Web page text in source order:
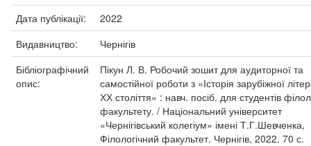
Дата публікації:
2022
Видавництво:
Чернігів
Бібліографічний
опис:
Пікун Л. В. Робочий зошит для аудиторної та
самостійної роботи з «Історія зарубіжної
ХХ століття» : навч. посіб. для студентів
факультету. / Національний університет
«Чернігівський колегіум» імені Т.Г.Шевченка,
Філологічний факультет. Чернігів, 2022. 70 с.